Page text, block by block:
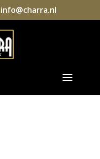
info@charra.nl